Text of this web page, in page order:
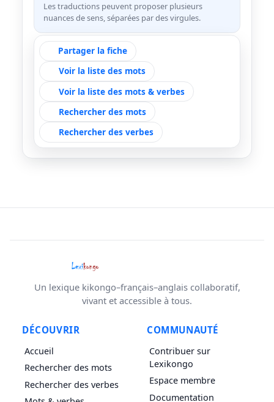
Les traductions peuvent proposer plusieurs
nuances de sens, séparées par des virgules.
Partager la fiche
Voir la liste des mots
Voir la liste des mots & verbes
Rechercher des mots
Rechercher des verbes
Un lexique kikongo–français–anglais collaboratif,
vivant et accessible à tous.
DÉCOUVRIR
Accueil
Rechercher des mots
Rechercher des verbes
COMMUNAUTÉ
Contribuer sur
Lexikongo
Espace membre
Documentation